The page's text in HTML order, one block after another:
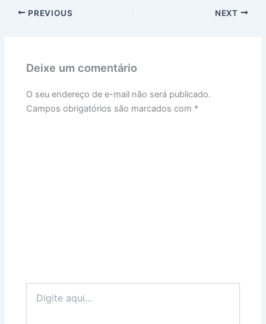
PREVIOUS NEXT
Deixe um comentário
O seu endereço de e-mail não será publicado.
Campos obrigatórios são marcados com *
aqui...